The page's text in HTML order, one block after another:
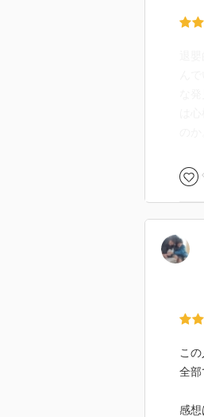
こ
全部
感想